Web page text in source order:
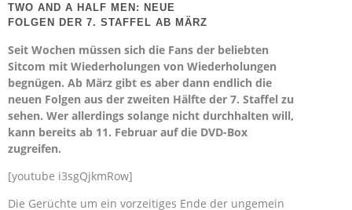
TWO AND A HALF MEN: NEUE
FOLGEN DER 7. STAFFEL AB MÄRZ
Seit Wochen müssen sich die Fans der beliebten
Sitcom mit Wiederholungen von Wiederholungen
begnügen. Ab März gibt es aber dann endlich die
neuen Folgen aus der zweiten Hälfte der 7. Staffel zu
sehen. Wer allerdings solange nicht durchhalten will,
kann bereits ab 11. Februar auf die DVD-Box
zugreifen.
[youtube i3sgQjkmRow]
Die Gerüchte um ein vorzeitiges Ende der ungemein